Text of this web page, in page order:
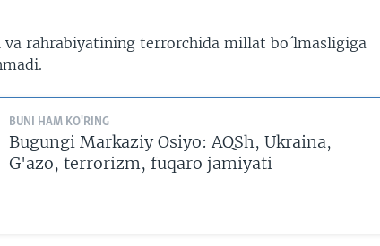
rahrabiyatining terrorchida millat bo´lmasligiga
BUNI HAM KO'RING
Bugungi Markaziy Osiyo: AQSh, Ukraina,
G'azo, terrorizm, fuqaro jamiyati